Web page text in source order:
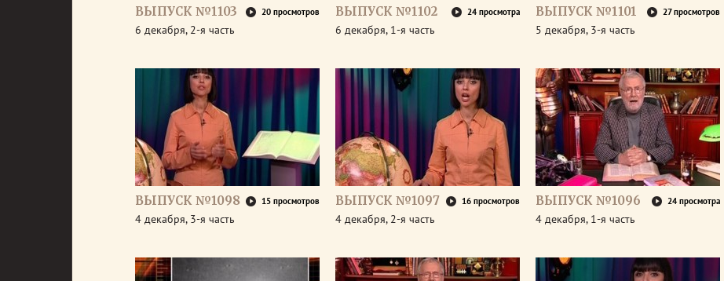
ВЫПУСК №1103 20 просмотров
6 декабря, 2-я часть
ВЫПУСК №1102 24 просмотра
6 декабря, 1-я часть
ВЫПУСК №1101 27 просмотров
5 декабря, 3-я часть
ВЫПУСК №1098 15 просмотров
4 декабря, 3-я часть
ВЫПУСК №1097 16 просмотров
4 декабря, 2-я часть
ВЫПУСК №1096 24 просмотра
4 декабря, 1-я часть